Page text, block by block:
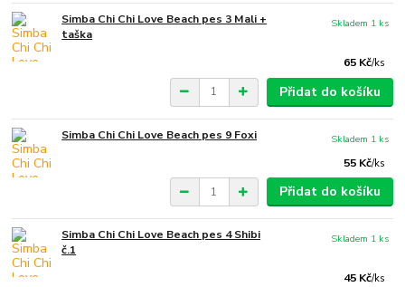
Simba Chi Chi Love Beach pes 3 Mali +
taška
65 Kč/ks
Skladem 1 ks
Přidat do košíku
Simba Chi Chi Love Beach pes 9 Foxi
55 Kč/ks
Skladem 1 ks
Přidat do košíku
Simba Chi Chi Love Beach pes 4 Shibi
č.1
45 Kč/ks
Skladem 1 ks